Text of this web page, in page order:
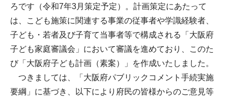
ろです（令和7年3月策定予定）。計画策定にあたって
は、こども施策に関連する事業の従事者や学識経験者、
子ども・若者及び子育て当事者等で構成される「大阪府
子ども家庭審議会」において審議を進めており、このた
び「大阪府子ども計画（素案）」を作成いたしました。
つきましては、「大阪府パブリックコメント手続実施
要綱」に基づき、以下により府民の皆様からのご意見等